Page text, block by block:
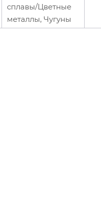
сплавы/Цветные
металлы, Чугуны